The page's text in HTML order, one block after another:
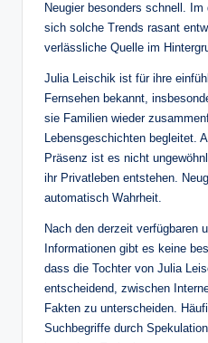
Neugier besonders schnell.
sich solche Trends rasant
verlässliche Quelle im
Julia Leischik ist für ihre
Fernsehen bekannt,
sie Familien wieder
Lebensgeschichten begleitet.
Präsenz ist es nicht
ihr Privatleben entstehen.
automatisch Wahrheit.
Nach den derzeit verfügbaren
Informationen gibt es keine
dass die Tochter von Julia
entscheidend, zwischen
Fakten zu unterscheiden.
Suchbegriffe durch